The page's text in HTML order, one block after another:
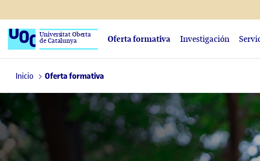
Universitat Oberta
de Catalunya Oferta formativa Investigación
Inicio Oferta formativa